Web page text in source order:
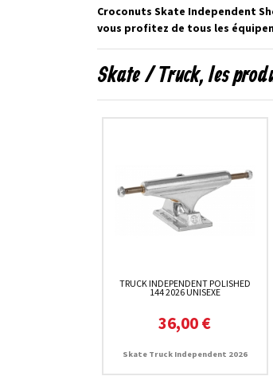
Croconuts Skate Independent
vous profitez de tous les
Skate / Truck, les
TRUCK INDEPENDENT POLISHED
144 2026 UNISEXE
36,00 €
Skate Truck Independent 2026